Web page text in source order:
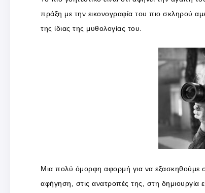
πράξη με την εικονογραφία του πιο σκληρού
της ίδιας της μυθολογίας του.
Μια πολύ όμορφη αφορμή για να εξασκηθούμε
αφήγηση, στις ανατροπές της, στη δημιουργία